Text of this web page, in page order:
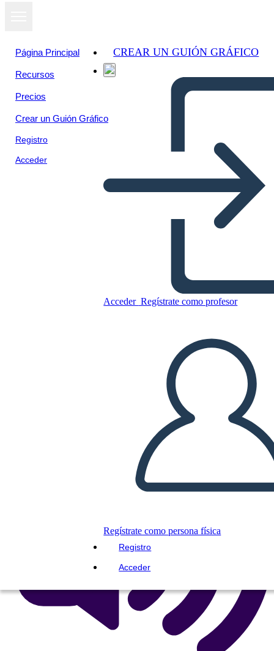
Página Principal
Recursos
Precios
Crear un Guión Gráfico
Registro
Acceder
CREAR UN GUIÓN GRÁFICO
Acceder Regístrate como profesor
Regístrate como persona física
Registro
Acceder
Tema de Mapa en Blanco y
Negro
Copie este guión gráfico
CREAR UN GUIÓN GRÁFICO
JUEGO DE DIAPOSITIVAS
LEERME
Ver como
presentación